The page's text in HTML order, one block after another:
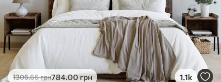
1306.66грн784.00грн 1.1k